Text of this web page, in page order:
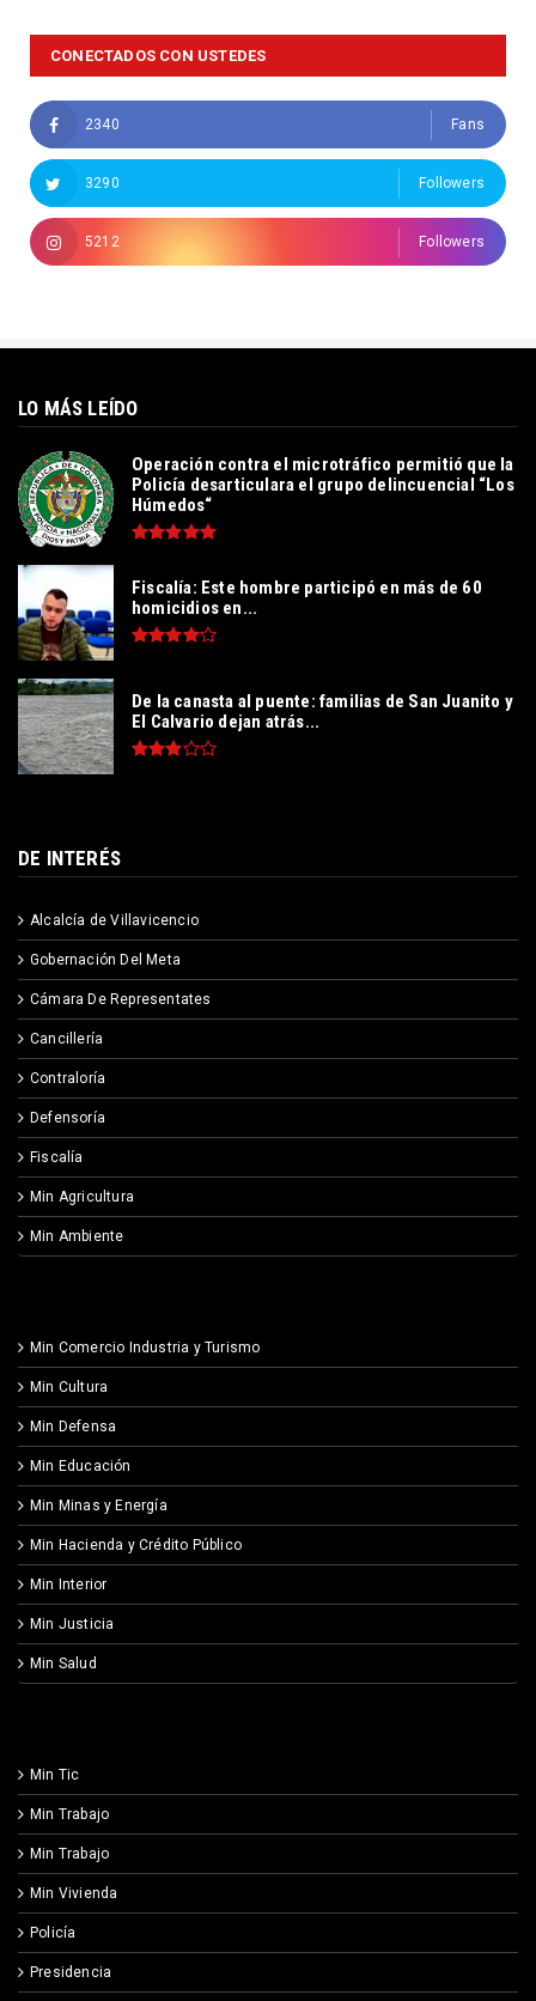
CONECTADOS CON USTEDES
2340 Fans
3290 Followers
5212 Followers
LO MÁS LEÍDO
Operación contra el microtráfico permitió que la
Policía desarticulara el grupo delincuencial “Los
Húmedos“
Fiscalía: Este hombre participó en más de 60
homicidios en...
De la canasta al puente: familias de San Juanito y
El Calvario dejan atrás...
DE INTERÉS
Alcalcía de Villavicencio
Gobernación Del Meta
Cámara De Representates
Cancillería
Contraloría
Defensoría
Fiscalía
Min Agricultura
Min Ambiente
Min Comercio Industria y Turismo
Min Cultura
Min Defensa
Min Educación
Min Minas y Energía
Min Hacienda y Crédito Público
Min Interior
Min Justicia
Min Salud
Min Tic
Min Trabajo
Min Trabajo
Min Vivienda
Policía
Presidencia